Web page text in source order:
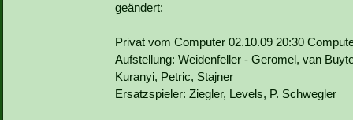
geändert:
Privat vom Computer 02.10.09 20:30
Aufstellung: Weidenfeller - Geromel, van
Kuranyi, Petric, Stajner
Ersatzspieler: Ziegler, Levels, P. Schwegler